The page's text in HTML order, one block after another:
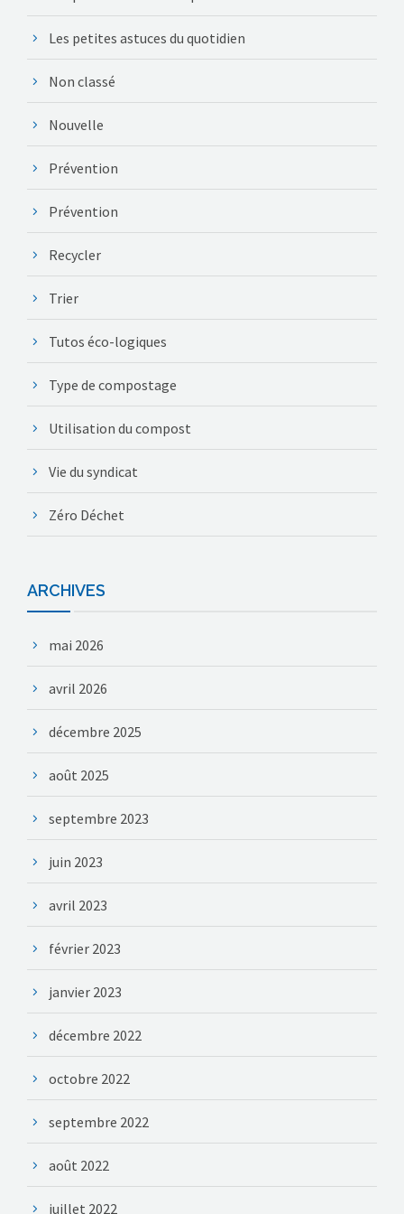
Les petites astuces du quotidien
Non classé
Nouvelle
Prévention
Prévention
Recycler
Trier
Tutos éco-logiques
Type de compostage
Utilisation du compost
Vie du syndicat
Zéro Déchet
ARCHIVES
mai 2026
avril 2026
décembre 2025
août 2025
septembre 2023
juin 2023
avril 2023
février 2023
janvier 2023
décembre 2022
octobre 2022
septembre 2022
août 2022
juillet 2022